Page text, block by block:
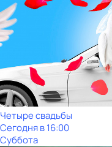
Четыре свадьбы
Сегодня в 16:00
Суббота